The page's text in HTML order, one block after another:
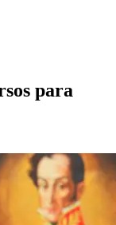
para